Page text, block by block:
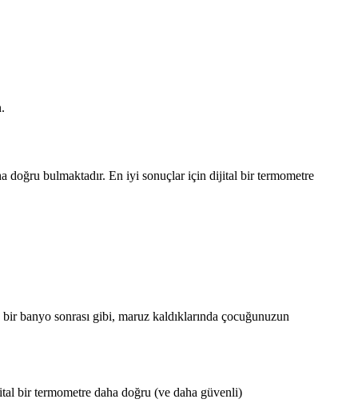
doğru bulmaktadır. En iyi sonuçlar için dijital bir termometre
banyo sonrası gibi, maruz kaldıklarında çocuğunuzun
bir termometre daha doğru (ve daha güvenli)